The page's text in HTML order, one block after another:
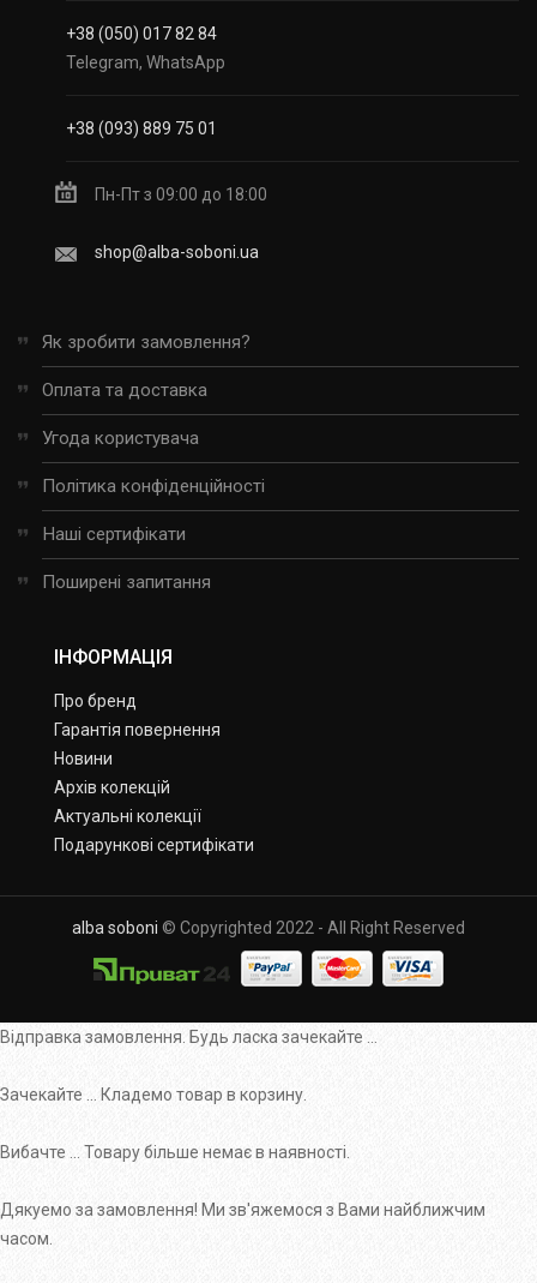
+38 (050) 017 82 84
Telegram, WhatsApp
+38 (093) 889 75 01
Пн-Пт з 09:00 до 18:00
shop@alba-soboni.ua
Як зробити замовлення?
Оплата та доставка
Угода користувача
Політика конфіденційності
Наші сертифікати
Поширені запитання
ІНФОРМАЦІЯ
Про бренд
Гарантія повернення
Новини
Архів колекцій
Актуальні колекції
Подарункові сертифікати
alba soboni © Copyrighted 2022 - All Right Reserved
Відправка замовлення. Будь ласка зачекайте ...
Зачекайте ... Кладемо товар в корзину.
Вибачте ... Товару більше немає в наявності.
Дякуемо за замовлення! Ми зв'яжемося з Вами найближчим
часом.